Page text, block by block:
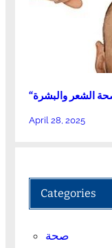
April 28, 2025
Categories
صحة